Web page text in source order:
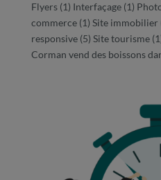
Flyers (1) Interfaçage (1)
commerce (1) Site immobilier
responsive (5) Site tourisme
Corman vend des boissons